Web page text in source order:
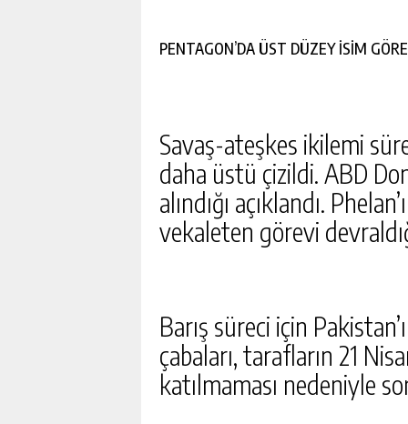
PENTAGON’DA ÜST DÜZEY İSİM
Savaş-ateşkes ikilemi
daha üstü çizildi. ABD
alındığı açıklandı.
vekaleten görevi
Barış süreci için
çabaları, tarafların 21
katılmaması nedeniyle